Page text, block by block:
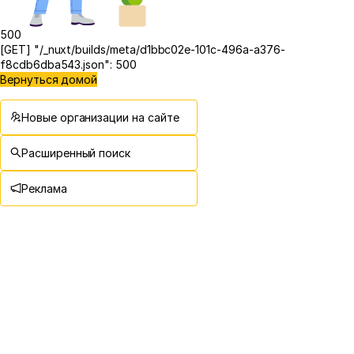
500
[GET] "/_nuxt/builds/meta/d1bbc02e-101c-496a-a376-
f8cdb6dba543.json": 500
Вернуться домой
Новые организации на сайте
Расширенный поиск
Реклама